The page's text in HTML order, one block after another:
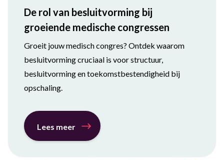
De rol van besluitvorming bij
groeiende medische congressen
Groeit jouw medisch congres? Ontdek waarom
besluitvorming cruciaal is voor structuur,
besluitvorming en toekomstbestendigheid bij
opschaling.
Lees meer